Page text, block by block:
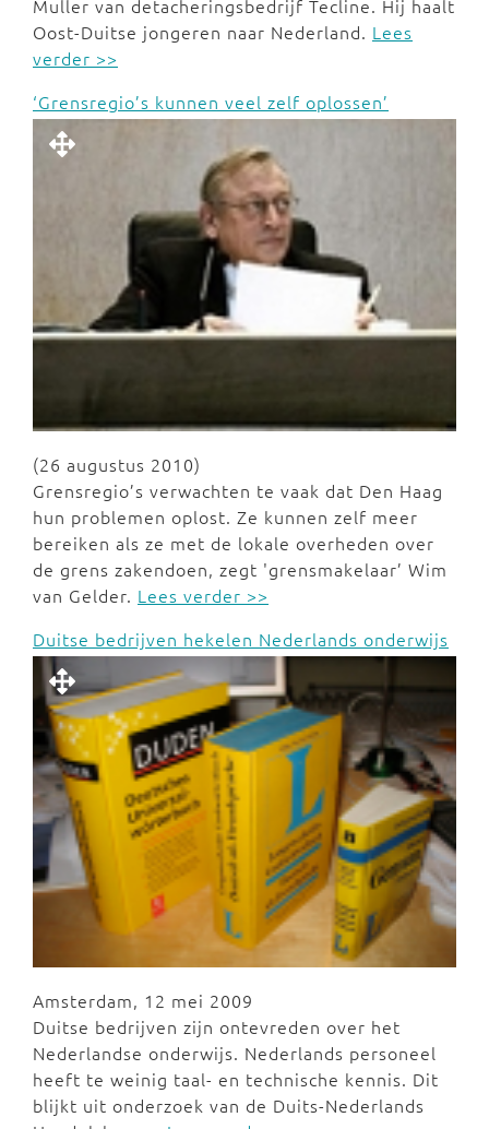
Muller van detacheringsbedrijf Tecline. Hij haalt
Oost-Duitse jongeren naar Nederland. Lees
verder >>
‘Grensregio’s kunnen veel zelf oplossen’
(26 augustus 2010)
Grensregio’s verwachten te vaak dat Den Haag
hun problemen oplost. Ze kunnen zelf meer
bereiken als ze met de lokale overheden over
de grens zakendoen, zegt 'grensmakelaar’ Wim
van Gelder. Lees verder >>
Duitse bedrijven hekelen Nederlands onderwijs
Amsterdam, 12 mei 2009
Duitse bedrijven zijn ontevreden over het
Nederlandse onderwijs. Nederlands personeel
heeft te weinig taal- en technische kennis. Dit
blijkt uit onderzoek van de Duits-Nederlands